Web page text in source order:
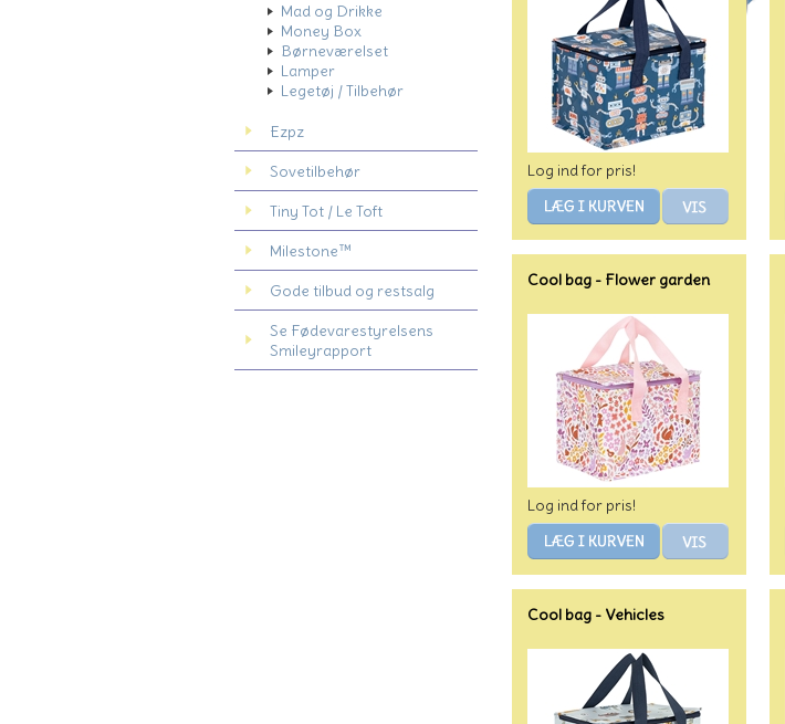
Mad og Drikke
Money Box
Børneværelset
Lamper
Legetøj / Tilbehør
Ezpz
Sovetilbehør
Tiny Tot / Le Toft
Milestone™
Gode tilbud og restsalg
Se Fødevarestyrelsens
Smileyrapport
Log ind for pris!
Cool bag - Flower garden
Log ind for pris!
Cool bag - Vehicles